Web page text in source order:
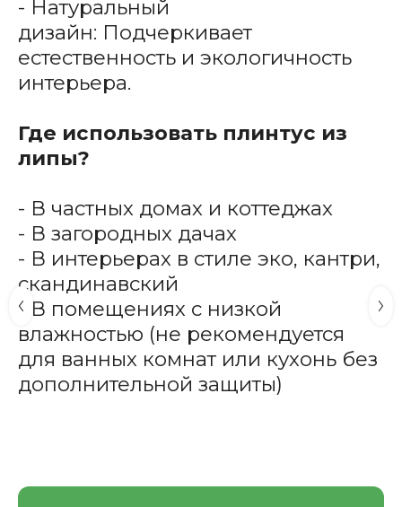
- Натуральный
дизайн: Подчеркивает
естественность и экологичность
интерьера.
Где использовать плинтус из
липы?
- В частных домах и коттеджах
- В загородных дачах
- В интерьерах в стиле эко, кантри,
скандинавский
- В помещениях с низкой
влажностью (не рекомендуется
для ванных комнат или кухонь без
дополнительной защиты)